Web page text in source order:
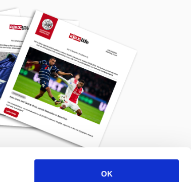
OK
Meld je aan voor de nieuwsbrief